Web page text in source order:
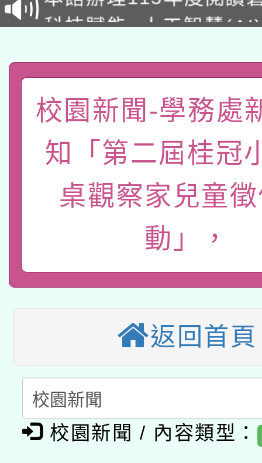
暨閱讀推動專業研習
科技賦能─人工智慧
「數位內容與教學軟體
pilot」
有關大陸委員會函釋公
薪期間赴陸應申請許可
轉知經濟部水利署委託
業技術研究院辦理「
用水績優單位及節水達
115年8月22日(星期六
桃園市孔廟祈福系列
開 智慧啟航」
2026年桃園地景藝術
「2026桃園藝術巡演
適應運動共學行動站研
暨閱讀推動專業研習
科技賦能─人工智慧
A3數位素養講師名單
「數位內容與教學軟體
pilot」
有關大陸委員會函釋公
薪期間赴陸應申請許可
轉知經濟部水利署委託
校園新聞-學務處
知「第二屆桂冠
桌觀察家兒童
動」，
返回首頁
校園新聞 / 內容類型：